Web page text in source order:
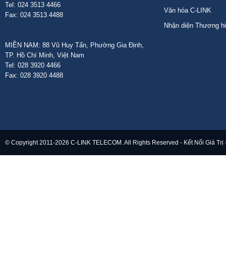
Tel: 024 3513 4466
Fax: 024 3513 4488
MIỀN NAM: 88 Vũ Huy Tấn, Phường Gia Định,
TP. Hồ Chí Minh, Việt Nam
Tel: 028 3920 4466
Fax: 028 3920 4488
Văn hóa C-LINK
Nhận diện Thương
© Copyright 2011-2026 C-LINK TELECOM. All Rights Reserved - Kết Nối Giá